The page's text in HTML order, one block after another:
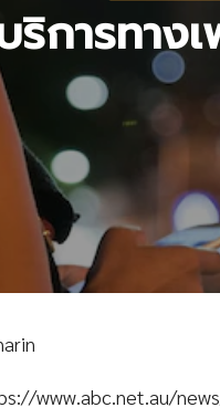
ริการทา
www.abc.net.au/